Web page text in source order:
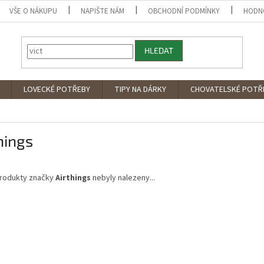
VŠE O NÁKUPU NAPIŠTE NÁM OBCHODNÍ PODMÍNKY
HLEDAT
LOVECKÉ POTŘEBY TIPY NA DÁRKY CHOVATELSKÉ
značkyAirthings nebyly nalezeny...